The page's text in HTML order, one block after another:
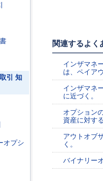
引 知
オプシ
関連するよく
インザマネ
は、ペイア
インザマネ
に近づく。
オプション
資産に対す
アウトオブ
く。
バイナリー